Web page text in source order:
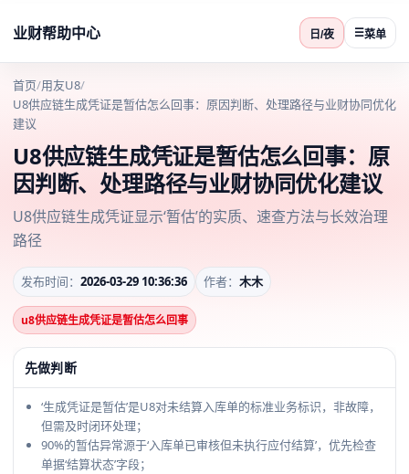
业财帮助中心 日/夜 ☰菜单
首页/用友U8/
U8供应链生成凭证是暂估怎么回事：原因判断、处理路径与业财协同优化
建议
U8供应链生成凭证是暂估怎么回事：原
因判断、处理路径与业财协同优化建议
U8供应链生成凭证显示‘暂估’的实质、速查方法与长效治理
路径
发布时间： 2026-03-29 10:36:36 作者： 木木
u8供应链生成凭证是暂估怎么回事
先做判断
‘生成凭证是暂估’是U8对未结算入库单的标准业务标识，非故障，
但需及时闭环处理；
90%的暂估异常源于‘入库单已审核但未执行应付结算’，优先检查
单据‘结算状态’字段；